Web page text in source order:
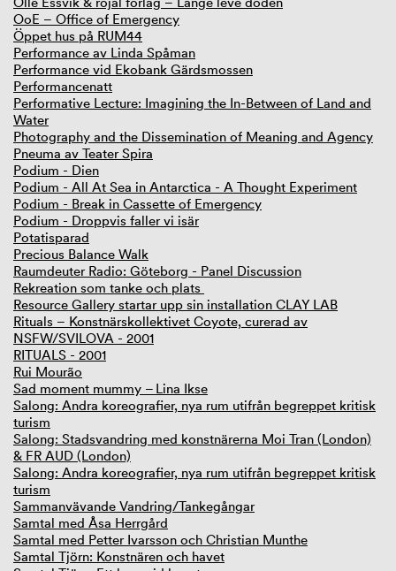
OoE – Office of Emergency
Öppet hus på RUM44
Performance av Linda Spåman
Performance vid Ekobank Gärdsmossen
Performancenatt
Performative Lecture: Imagining the In-Between of Land and
Water
Photography and the Dissemination of Meaning and Agency
Pneuma av Teater Spira
Podium - Dien
Podium - All At Sea in Antarctica - A Thought Experiment
Podium - Break in Cassette of Emergency
Podium - Droppvis faller vi isär
Potatisparad
Precious Balance Walk
Raumdeuter Radio: Göteborg - Panel Discussion
Rekreation som tanke och plats
Resource Gallery startar upp sin installation CLAY LAB
Rituals – Konstnärskollektivet Coyote, curerad av
NSFW/SVILOVA - 2001
RITUALS - 2001
Rui Mourão
Sad moment mummy – Lina Ikse
Salong: Andra koreografier, nya rum utifrån begreppet kritisk
turism
Salong: Stadsvandring med konstnärerna Moi Tran (London)
& FR AUD (London)
Salong: Andra koreografier, nya rum utifrån begreppet kritisk
turism
Sammanvävande Vandring/Tankegångar
Samtal med Åsa Herrgård
Samtal med Petter Ivarsson och Christian Munthe
Samtal Tjörn: Konstnären och havet